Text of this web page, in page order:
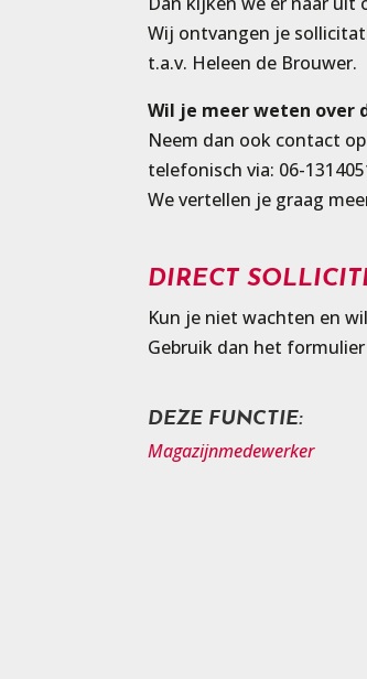
Wij ontvangen je
t.a.v. Heleen de Brouwer.
Wil je meer weten over
Neem dan ook contact
telefonisch via: 06-
We vertellen je graag
DIRECT
Kun je niet wachten en
Gebruik dan het
DEZE FUNCTIE:
Magazijnmedewerker